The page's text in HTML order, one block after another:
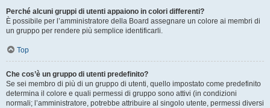
Perché alcuni gruppi di utenti appaiono in colori differenti?
È possibile per l’amministratore della Board assegnare un colore ai membri di
un gruppo per rendere più semplice identificarli.
Top
Che cos’è un gruppo di utenti predefinito?
Se sei membro di più di un gruppo di utenti, quello impostato come predefinito
determina il colore e quali permessi di gruppo sono attivi (in condizioni
normali; l’amministratore, potrebbe attribuire al singolo utente, permessi diversi